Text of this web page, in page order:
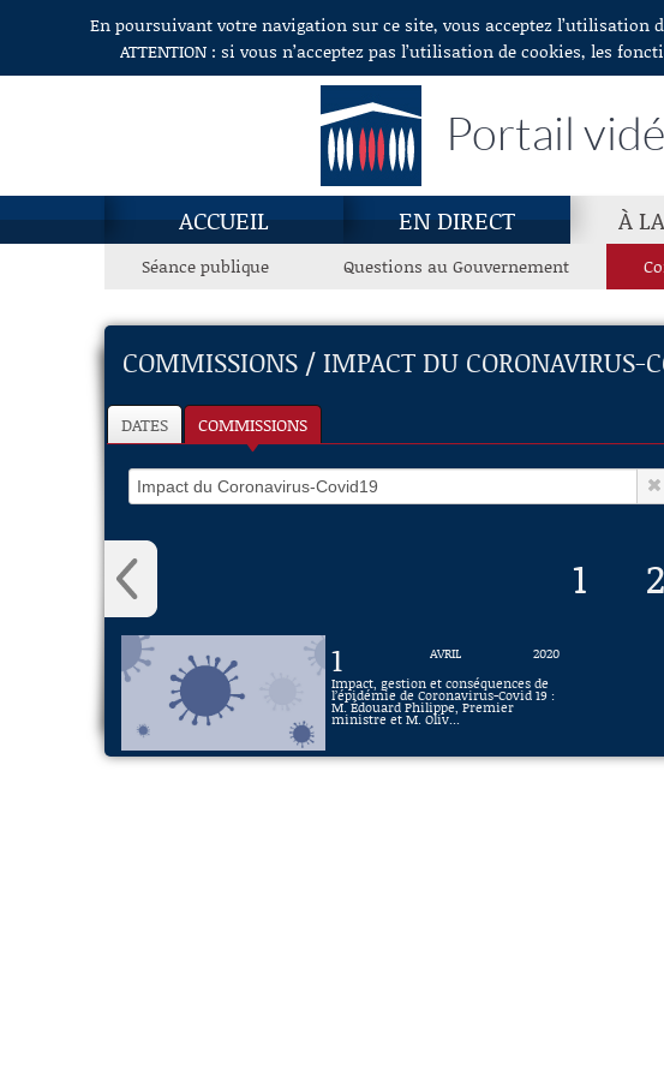
Aller au contenuEn poursuivant votre navigation sur ce site, vous acceptez
ATTENTION : si vous n’acceptez pas l’utilisation de cookies, les
Portail
ACCUEIL EN DIRECT À
Séance publique Questions au Gouvernement
COMMISSIONS / IMPACT DU CORONAVIRUS-
DATES COMMISSIONS
1 2
1 AVRIL
2020
Impact, gestion et conséquences de
l’épidémie de Coronavirus-Covid 19 :
M. Édouard Philippe, Premier
ministre et M. Oliv...